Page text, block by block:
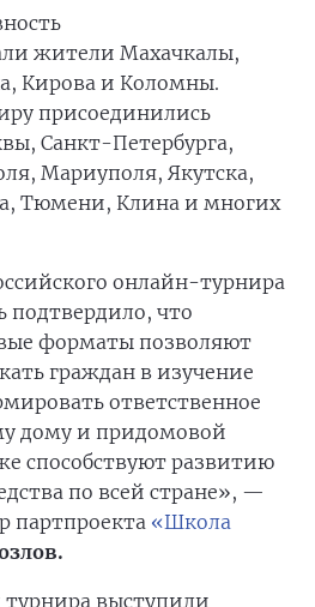
жители Махачкалы,
Кирова и Коломны.
присоединились
Санкт-Петербурга,
Мариуполя, Якутска,
Тюмени, Клина и многих
онлайн-турнира
что
форматы позволяют
граждан в изучение
ответственное
дому и придомовой
способствуют развитию
по всей стране», —
партпроекта «Школа
выступили